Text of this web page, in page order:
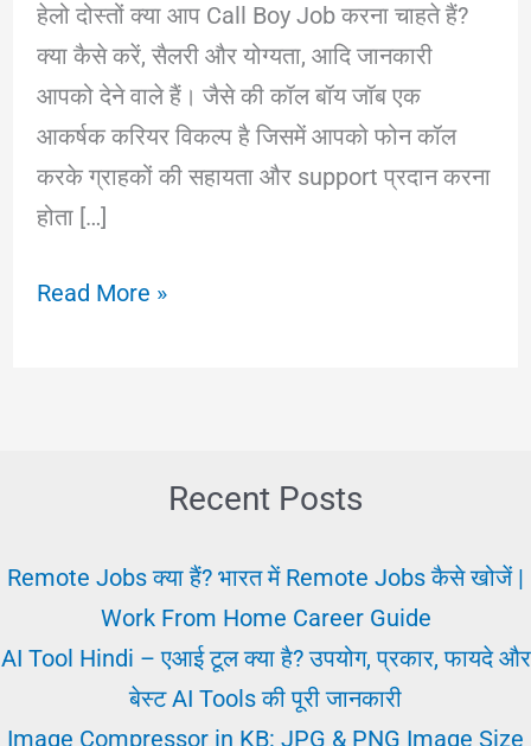
हेलो दोस्तों क्या आप Call Boy Job करना चाहते हैं?
क्या कैसे करें, सैलरी और योग्यता, आदि जानकारी
आपको देने वाले हैं। जैसे की कॉल बॉय जॉब एक
आकर्षक करियर विकल्प है जिसमें आपको फोन कॉल
करके ग्राहकों की सहायता और support प्रदान करना
होता […]
Call
कॉल
जॉब
कंपनी
Read More »
Recent Posts
Remote Jobs क्या हैं? भारत में Remote Jobs कैसे खोजें |
Work From Home Career Guide
AI Tool Hindi – एआई टूल क्या है? उपयोग, प्रकार, फायदे और
बेस्ट AI Tools की पूरी जानकारी
Image Compressor in KB: JPG & PNG Image Size